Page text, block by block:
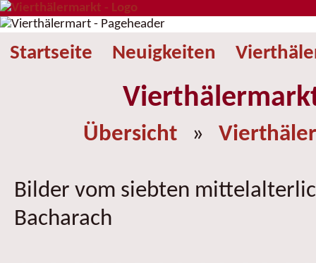
Startseite Neuigkeiten
Übersicht »
Bilder vom siebten
Bacharach